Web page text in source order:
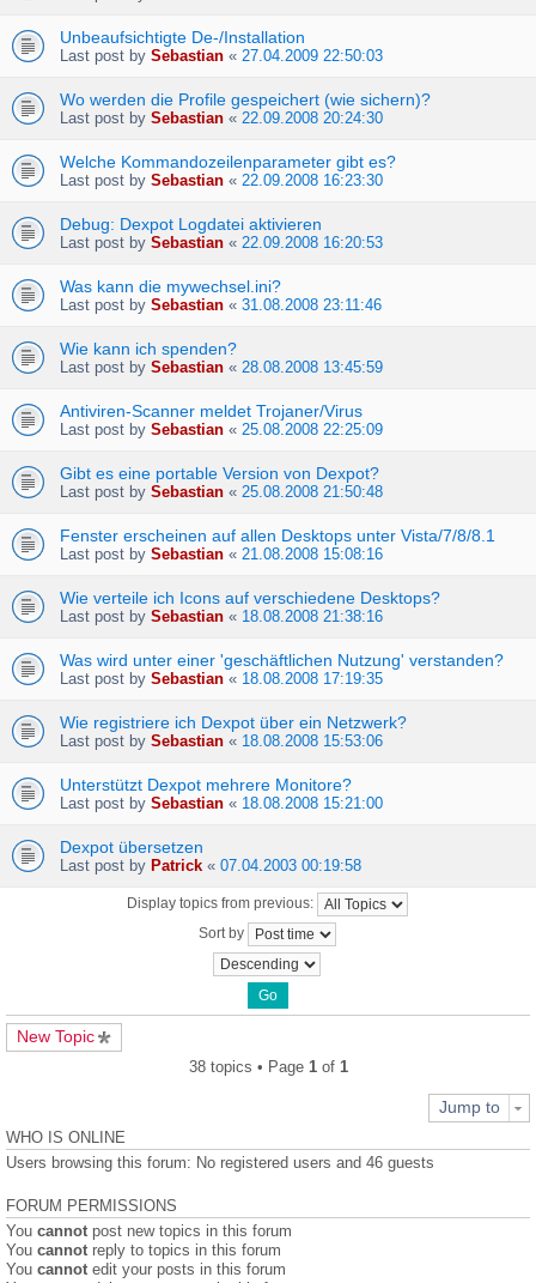
Unbeaufsichtigte De-/Installation
Last post by Sebastian « 27.04.2009 22:50:03
Wo werden die Profile gespeichert (wie sichern)?
Last post by Sebastian « 22.09.2008 20:24:30
Welche Kommandozeilenparameter gibt es?
Last post by Sebastian « 22.09.2008 16:23:30
Debug: Dexpot Logdatei aktivieren
Last post by Sebastian « 22.09.2008 16:20:53
Was kann die mywechsel.ini?
Last post by Sebastian « 31.08.2008 23:11:46
Wie kann ich spenden?
Last post by Sebastian « 28.08.2008 13:45:59
Antiviren-Scanner meldet Trojaner/Virus
Last post by Sebastian « 25.08.2008 22:25:09
Gibt es eine portable Version von Dexpot?
Last post by Sebastian « 25.08.2008 21:50:48
Fenster erscheinen auf allen Desktops unter Vista/7/8/8.1
Last post by Sebastian « 21.08.2008 15:08:16
Wie verteile ich Icons auf verschiedene Desktops?
Last post by Sebastian « 18.08.2008 21:38:16
Was wird unter einer 'geschäftlichen Nutzung' verstanden?
Last post by Sebastian « 18.08.2008 17:19:35
Wie registriere ich Dexpot über ein Netzwerk?
Last post by Sebastian « 18.08.2008 15:53:06
Unterstützt Dexpot mehrere Monitore?
Last post by Sebastian « 18.08.2008 15:21:00
Dexpot übersetzen
Last post by Patrick « 07.04.2003 00:19:58
Display topics from previous:
Sort by
New Topic
38 topics • Page 1of 1
Jump to
WHO IS ONLINE
Users browsing this forum: No registered users and 46 guests
FORUM PERMISSIONS
You cannot post new topics in this forum
You cannot reply to topics in this forum
You cannot edit your posts in this forum